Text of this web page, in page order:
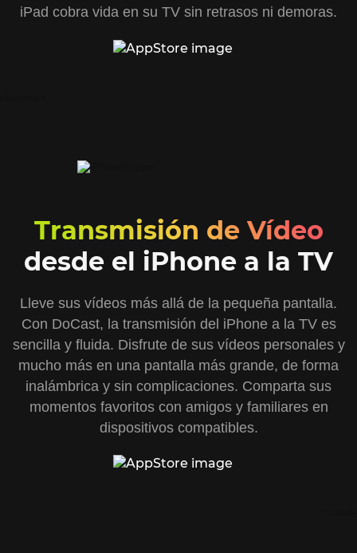
iPad cobra vida en su TV sin retrasos ni demoras.
Transmisión de Vídeo
desde el iPhone a la TV
Lleve sus vídeos más allá de la pequeña pantalla.
Con DoCast, la transmisión del iPhone a la TV es
sencilla y fluida. Disfrute de sus vídeos personales y
mucho más en una pantalla más grande, de forma
inalámbrica y sin complicaciones. Comparta sus
momentos favoritos con amigos y familiares en
dispositivos compatibles.